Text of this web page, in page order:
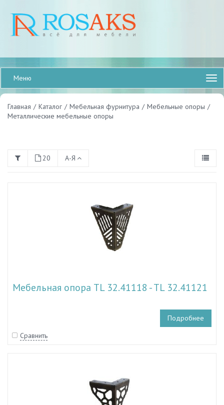
Меню
Главная / Каталог / Мебельная фурнитура / Мебельные опоры /
Металлические мебельные опоры
20 А-Я
Мебельная опора TL 32.41118 - TL 32.41121
Подробнее
Сравнить